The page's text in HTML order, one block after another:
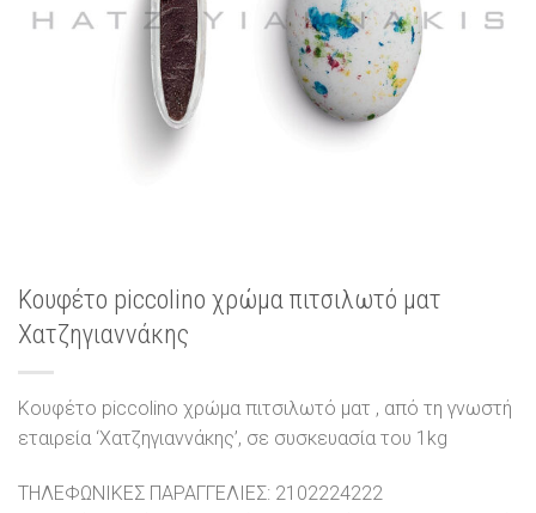
Κουφέτο piccolino χρώμα πιτσιλωτό ματ
Χατζηγιαννάκης
Κουφέτο piccolino χρώμα πιτσιλωτό ματ , από τη γνωστή
εταιρεία ‘Χατζηγιαννάκης’, σε συσκευασία του 1kg
ΤΗΛΕΦΩΝΙΚΕΣ ΠΑΡΑΓΓΕΛΙΕΣ: 2102224222